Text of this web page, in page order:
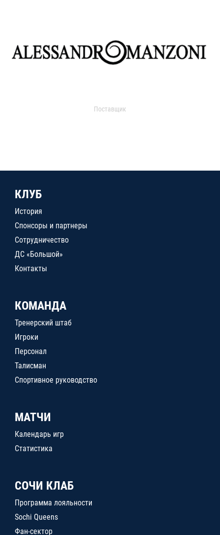
Поставщик
КЛУБ
История
Спонсоры и партнеры
Сотрудничество
ДС «Большой»
Контакты
КОМАНДА
Тренерский штаб
Игроки
Персонал
Талисман
Спортивное руководство
МАТЧИ
Календарь игр
Статистика
СОЧИ КЛАБ
Программа лояльности
Sochi Queens
Фан-сектор